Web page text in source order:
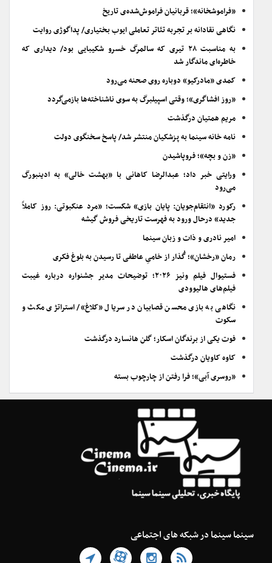
«فراموشخانه»؛ قربانیان فراموش‌شده‌ی تاریخ
نگاهی نقادانه بر تجربه تئاتر تعاملی ایوب بختیاری/ پداگوژی روایت
به مناسبت ۲۸ تیری که سالمرگ خسرو شکیبایی بود/ دیداری که
خاطره‌ای ماندگار شد
کمدی «مادرکیو» دوباره روی صحنه می‌رود
«روز افشاگری»؛ وقتی اسپیلبرگ به سوی ناشناخته‌ها بازمی‌گردد
مریم همتیان درگذشت
نامه خانه سینما به پزشکیان منتشر شد/ پاسخ سخنگوی دولت
«زن و بچه»؛ فروپاشیدن
ورایتی خبر داد؛ عبدالرضا کاهانی با «بهشت خالی» به ادینبورگ
می‌رود
رکورد «انتقام‌جویان: پایان بازی» شکست؛ «مرد عنکبوتی: روز کاملاً
جدید» درحال ورود به فهرست تاریخی فروش گیشه
امیر نادری و ذات و زبان سینما
رمان «رخشان»؛ گُذار از خامیِ عاطفی تا رسیدن به بلوغ فکری
فستیوال فیلم ونیز ۲۰۲۶؛ توضیحات مدیر جشنواره درباره غیبت
فیلم‌های هالیوودی
نگاهی به بازی محسن قصابیان در سریال «کلاغ»/ استراتژی مکث و
سکوت
فوت یکی از برندگان اسکار؛ گلن هانسارد درگذشت
کاوه کاویان درگذشت
«روسری آبی»؛ فرا رفتن از چارچوب بسته
سینما سینما در شبکه های اجتماعی